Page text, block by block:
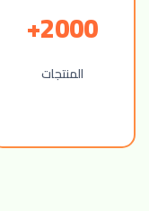
2000+
المنتجات